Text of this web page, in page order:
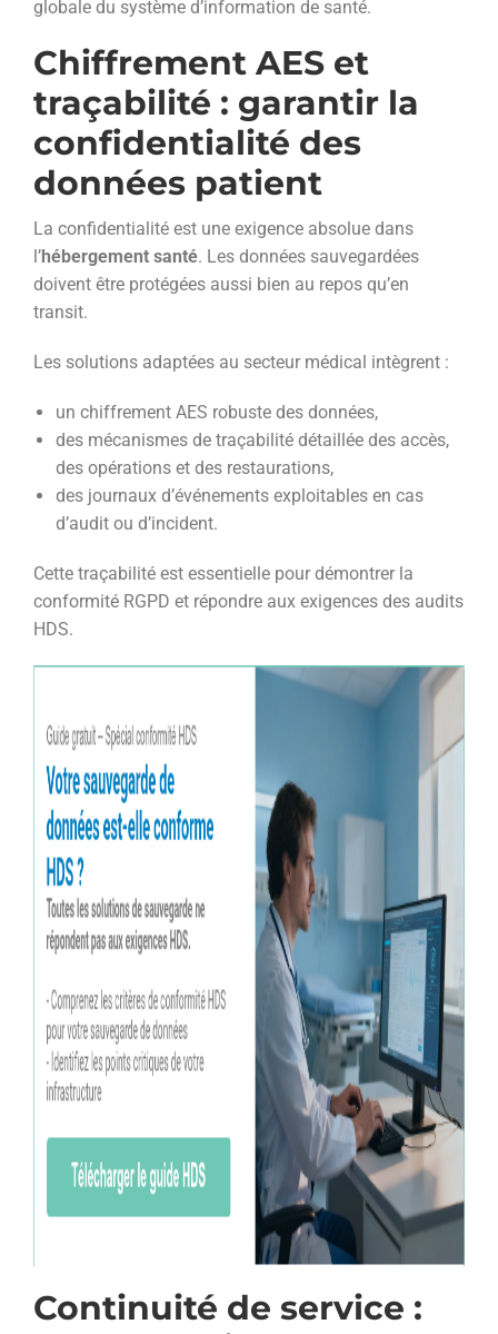
globale du système d’information de santé.
Chiffrement AES et
traçabilité : garantir la
confidentialité des
données patient
La confidentialité est une exigence absolue dans
l’hébergement santé. Les données sauvegardées
doivent être protégées aussi bien au repos qu’en
transit.
Les solutions adaptées au secteur médical intègrent :
un chiffrement AES robuste des données,
des mécanismes de traçabilité détaillée des accès,
des opérations et des restaurations,
des journaux d’événements exploitables en cas
d’audit ou d’incident.
Cette traçabilité est essentielle pour démontrer la
conformité RGPD et répondre aux exigences des audits
HDS.
Continuité de service :